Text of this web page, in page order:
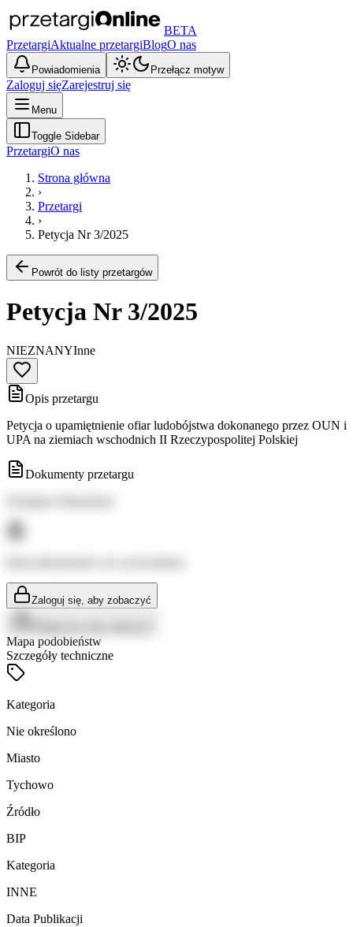
BETA
PrzetargiAktualne przetargiBlogO nas
Powiadomienia Przełącz motyw
Zaloguj sięZarejestruj się
Menu
Toggle Sidebar
PrzetargiO nas
Strona główna
›
Przetargi
›
Petycja Nr 3/2025
Powrót do listy przetargów
Petycja Nr 3/2025
NIEZNANYInne
Opis przetargu
Petycja o upamiętnienie ofiar ludobójstwa dokonanego przez OUN i
UPA na ziemiach wschodnich II Rzeczypospolitej Polskiej
Dokumenty przetargu
Zaloguj się, aby zobaczyć
Mapa podobieństw
Szczegóły techniczne
Kategoria
Nie określono
Miasto
Tychowo
Źródło
BIP
Kategoria
INNE
Data Publikacji